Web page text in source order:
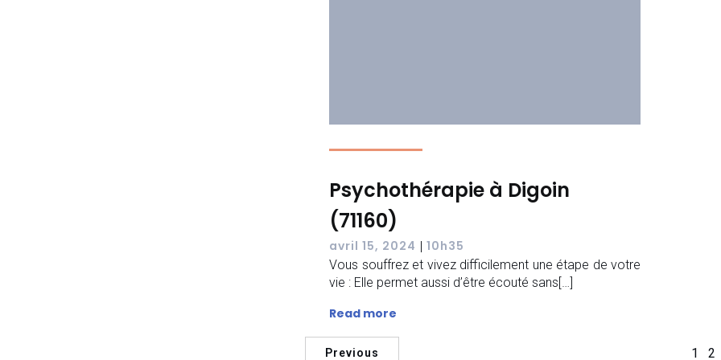
Psychothérapie à Digoin
(71160)
avril 15, 2024 10h35
Vous souffrez et vivez difficilement une étape de votre
vie : Elle permet aussi d’être écouté sans[…]
Read more
Previous 1 2